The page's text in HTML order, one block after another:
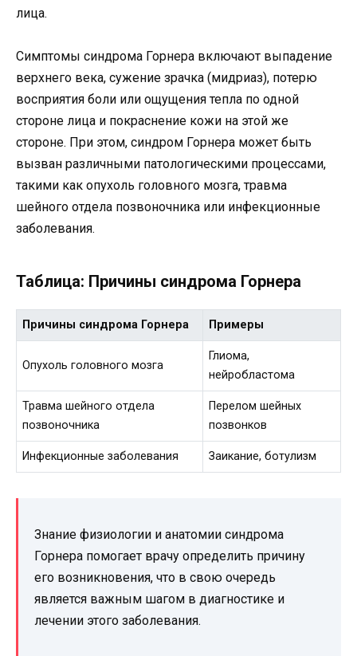
лица.
Симптомы синдрома Горнера включают выпадение
верхнего века, сужение зрачка (мидриаз), потерю
восприятия боли или ощущения тепла по одной
стороне лица и покраснение кожи на этой же
стороне. При этом, синдром Горнера может быть
вызван различными патологическими процессами,
такими как опухоль головного мозга, травма
шейного отдела позвоночника или инфекционные
заболевания.
Таблица: Причины синдрома Горнера
Причины синдрома Горнера Примеры
Опухоль головного мозга
Глиома,
нейробластома
Травма шейного отдела
позвоночника
Перелом шейных
позвонков
Инфекционные заболевания Заикание, ботулизм
Знание физиологии и анатомии синдрома
Горнера помогает врачу определить причину
его возникновения, что в свою очередь
является важным шагом в диагностике и
лечении этого заболевания.